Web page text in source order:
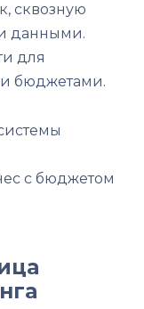
сквозную
данными.
для
бюджетами.
с бюджетом